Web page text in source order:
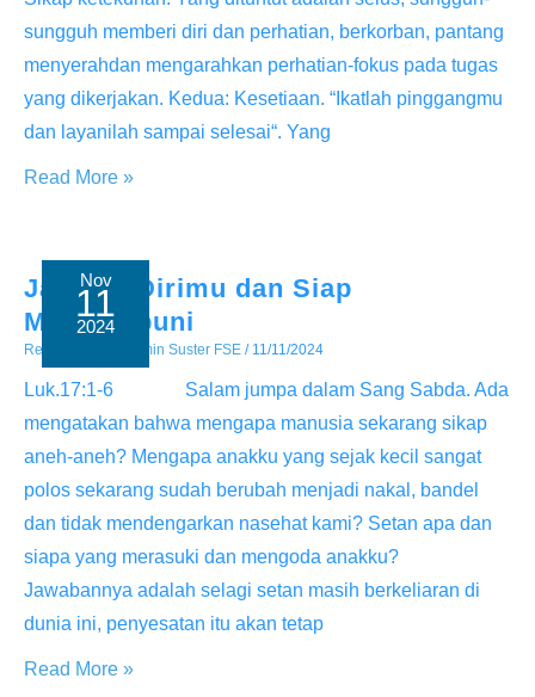
sungguh memberi diri dan perhatian, berkorban, pantang
menyerahdan mengarahkan perhatian-fokus pada tugas
yang dikerjakan. Kedua: Kesetiaan. “Ikatlah pinggangmu
dan layanilah sampai selesai“. Yang
Setia
Pelayanan
Read More »
Nov
11
2024
Jagalah Dirimu dan Siap
Mengampuni
Renungan Admin Suster FSE / 11/11/2024
Luk.17:1-6 Salam jumpa dalam Sang Sabda. Ada
mengatakan bahwa mengapa manusia sekarang sikap
aneh-aneh? Mengapa anakku yang sejak kecil sangat
polos sekarang sudah berubah menjadi nakal, bandel
dan tidak mendengarkan nasehat kami? Setan apa dan
siapa yang merasuki dan mengoda anakku?
Jawabannya adalah selagi setan masih berkeliaran di
dunia ini, penyesatan itu akan tetap
Jagalah
Read More »